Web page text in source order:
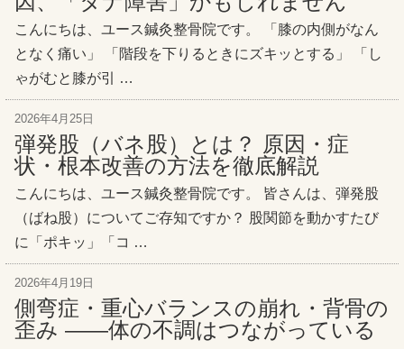
こんにちは、ユース鍼灸整骨院です。 「膝の内側がなん
となく痛い」 「階段を下りるときにズキッとする」 「し
ゃがむと膝が引 …
2026年4月25日
弾発股（バネ股）とは？ 原因・症
状・根本改善の方法を徹底解説
こんにちは、ユース鍼灸整骨院です。 皆さんは、弾発股
（ばね股）についてご存知ですか？ 股関節を動かすたび
に「ポキッ」「コ …
2026年4月19日
側弯症・重心バランスの崩れ・背骨の
歪み ——体の不調はつながっている